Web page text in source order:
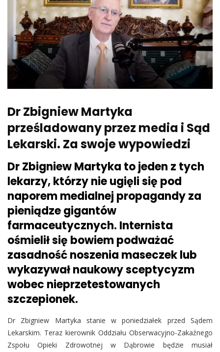
Dr Zbigniew Martyka
prześladowany przez media i Sąd
Lekarski. Za swoje wypowiedzi
Dr Zbigniew Martyka to jeden z tych
lekarzy, którzy nie ugięli się pod
naporem medialnej propagandy za
pieniądze gigantów
farmaceutycznych. Internista
ośmielił się bowiem podważać
zasadność noszenia maseczek lub
wykazywał naukowy sceptycyzm
wobec nieprzetestowanych
szczepionek.
Dr Zbigniew Martyka stanie w poniedziałek przed Sądem
Lekarskim. Teraz kierownik Oddziału Obserwacyjno-Zakaźnego
Zspołu Opieki Zdrowotnej w Dąbrowie będzie musiał